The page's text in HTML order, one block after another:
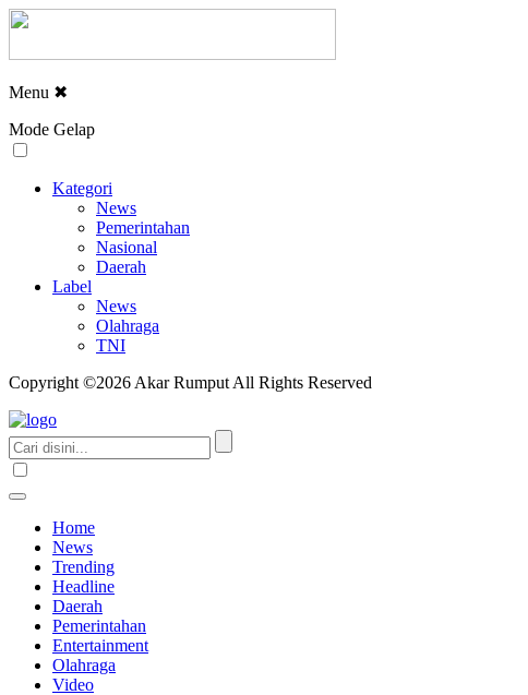
Menu ✖
Mode Gelap
Kategori
News
Pemerintahan
Nasional
Daerah
Label
News
Olahraga
TNI
Copyright ©2026 Akar Rumput All Rights Reserved
Home
News
Trending
Headline
Daerah
Pemerintahan
Entertainment
Olahraga
Video